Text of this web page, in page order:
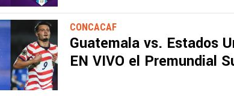
CONCACAF
Guatemala vs. Estados
EN VIVO el Premundial